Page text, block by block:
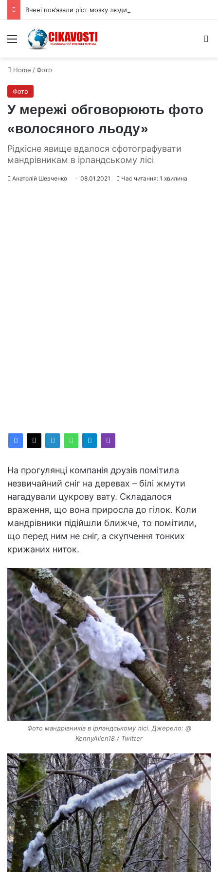
Вчені пов’язали ріст мозку людини з цукрами в раціоні
Menu
Home /Фото
Фото
У мережі обговорюють фото
«волосяного льоду»
Рідкісне явище вдалося сфотографувати
мандрівникам в ірландському лісі
Анатолій Шевченко 08.01.2021 Час читання: 1 хвилина
На прогулянці компанія друзів помітила
незвичайний сніг на деревах – білі жмути
нагадували цукрову вату. Складалося
враження, що вона приросла до гілок. Коли
мандрівники підійшли ближче, то помітили,
що перед ним не сніг, а скупчення тонких
крижаних ниток.
Фото мандрівників в ірландському лісі. Джерело: @
KennyAllen18 / Twitter